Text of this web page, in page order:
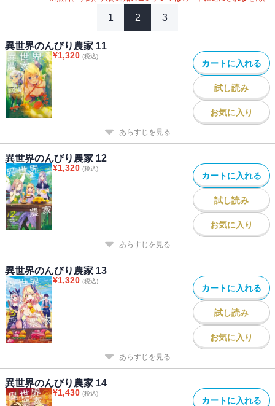
1 2 3
異世界のんびり農家 11
¥1,320 (税込)
カートに入れる
試し読み
お気に入り
あらすじを見る
異世界のんびり農家 12
¥1,320 (税込)
カートに入れる
試し読み
お気に入り
あらすじを見る
異世界のんびり農家 13
¥1,320 (税込)
カートに入れる
試し読み
お気に入り
あらすじを見る
異世界のんびり農家 14
¥1,430 (税込)
カートに入れる